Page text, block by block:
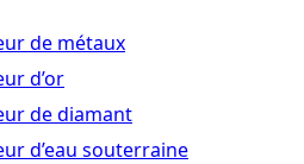
de métaux
d’or
de diamant
d’eau souterraine